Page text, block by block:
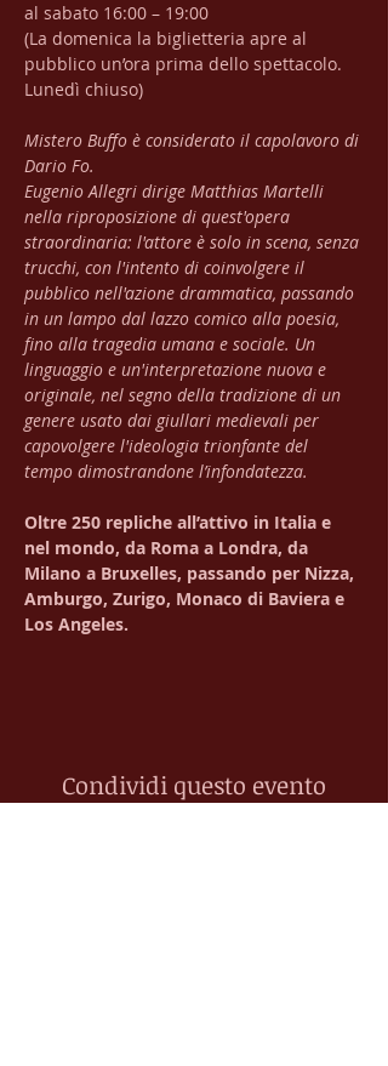
al sabato 16:00 – 19:00
(La domenica la biglietteria apre al
pubblico un’ora prima dello spettacolo.
Lunedì chiuso)
Mistero Buffo è considerato il capolavoro di
Dario Fo.
Eugenio Allegri dirige Matthias Martelli
nella riproposizione di quest'opera
straordinaria: l'attore è solo in scena, senza
trucchi, con l'intento di coinvolgere il
pubblico nell'azione drammatica, passando
in un lampo dal lazzo comico alla poesia,
fino alla tragedia umana e sociale. Un
linguaggio e un'interpretazione nuova e
originale, nel segno della tradizione di un
genere usato dai giullari medievali per
capovolgere l'ideologia trionfante del
tempo dimostrandone l’infondatezza.
Oltre 250 repliche all’attivo in Italia e
nel mondo, da Roma a Londra, da
Milano a Bruxelles, passando per Nizza,
Amburgo, Zurigo, Monaco di Baviera e
Los Angeles.
Condividi questo evento